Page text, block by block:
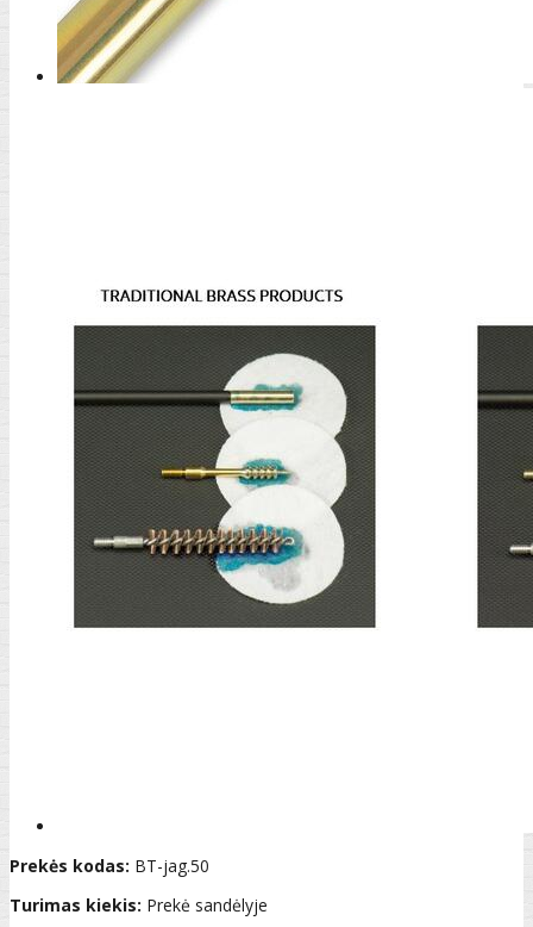
Prekės kodas: BT-jag.50
Turimas kiekis: Prekė sandėlyje